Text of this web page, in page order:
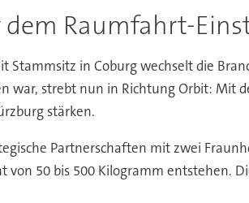
Raumfahrt-
Stammsitz in Coburg wechselt die
war, strebt nun in Richtung Orbit: Mit
stärken.
Partnerschaften mit zwei
50 bis 500 Kilogramm entstehen.